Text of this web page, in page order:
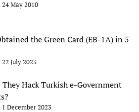
May 2010
the Green Card (EB-1A) in 5
July 2023
They Hack Turkish e-Government
December 2023